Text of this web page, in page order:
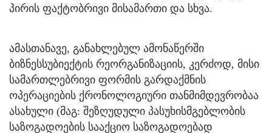
პირის ფაქტობრივი მისამართი და სხვა.
ამასთანავე, განახლებულ ამონაწერში
ბიზნესსუბიექტის რეორგანიზაციის, კერძოდ, მისი
სამართლებრივი ფორმის გარდაქმნის
ოპერაციების ქრონოლოგიური თანმიმდევრობაა
ასახული (მაგ: შეზღუდული პასუხისმგებლობის
საზოგადოების სააქციო საზოგადოებად